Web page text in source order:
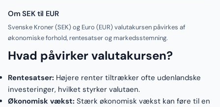
Om SEK til EUR
Svenske Kroner (SEK) og Euro (EUR) valutakursen påvirkes af
økonomiske forhold, rentesatser og markedsstemning.
Hvad påvirker valutakursen?
Rentesatser: Højere renter tiltrækker ofte udenlandske
investeringer, hvilket styrker valutaen.
Økonomisk vækst: Stærk økonomisk vækst kan føre til en